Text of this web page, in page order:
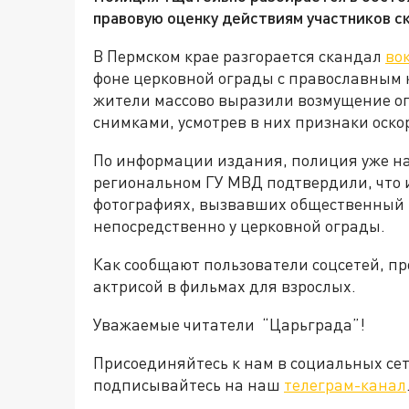
правовую оценку действиям участников
В Пермском крае разгорается скандал
фоне церковной ограды с
жители массово выразили возмущение
снимками, усмотрев в них признаки
По информации издания, полиция уже
региональном ГУ МВД подтвердили, что
фотографиях, вызвавших общественный
непосредственно у церковной ограды.
Как сообщают пользователи соцсетей,
актрисой в фильмах для взрослых.
Уважаемые читатели “Царьграда”!
Присоединяйтесь к нам в социальных
подписывайтесь на наш телеграм-канал